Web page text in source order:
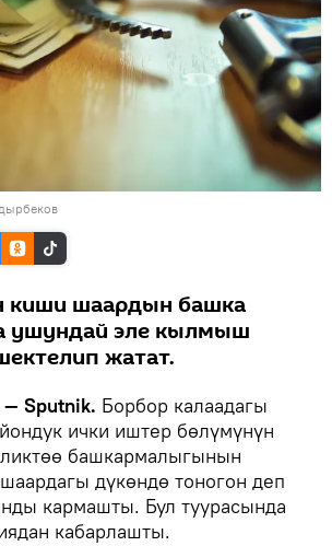
киши шаардын башка
ушундай эле кылмыш
жатат.
Sputnik. Борбор калаадагы
ички иштер бөлүмүнүн
башкармалыгынын
дүкөндө тоногон деп
кармашты. Бул туурасында
кабарлашты.